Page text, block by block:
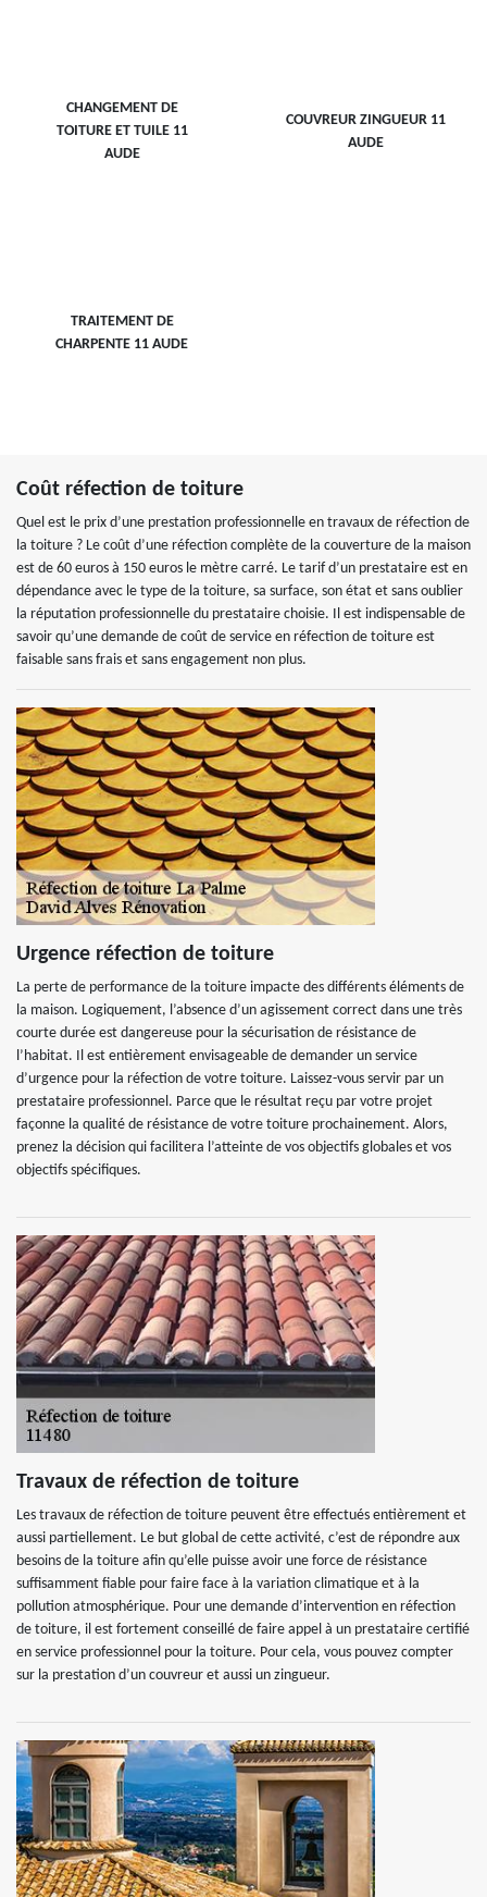
CHANGEMENT DE
TOITURE ET TUILE 11
AUDE
COUVREUR ZINGUEUR 11
AUDE
TRAITEMENT DE
CHARPENTE 11 AUDE
Coût réfection de toiture
Quel est le prix d’une prestation professionnelle en travaux de réfection de
la toiture ? Le coût d’une réfection complète de la couverture de la maison
est de 60 euros à 150 euros le mètre carré. Le tarif d’un prestataire est en
dépendance avec le type de la toiture, sa surface, son état et sans oublier
la réputation professionnelle du prestataire choisie. Il est indispensable de
savoir qu’une demande de coût de service en réfection de toiture est
faisable sans frais et sans engagement non plus.
Urgence réfection de toiture
La perte de performance de la toiture impacte des différents éléments de
la maison. Logiquement, l’absence d’un agissement correct dans une très
courte durée est dangereuse pour la sécurisation de résistance de
l’habitat. Il est entièrement envisageable de demander un service
d’urgence pour la réfection de votre toiture. Laissez-vous servir par un
prestataire professionnel. Parce que le résultat reçu par votre projet
façonne la qualité de résistance de votre toiture prochainement. Alors,
prenez la décision qui facilitera l’atteinte de vos objectifs globales et vos
objectifs spécifiques.
Travaux de réfection de toiture
Les travaux de réfection de toiture peuvent être effectués entièrement et
aussi partiellement. Le but global de cette activité, c’est de répondre aux
besoins de la toiture afin qu’elle puisse avoir une force de résistance
suffisamment fiable pour faire face à la variation climatique et à la
pollution atmosphérique. Pour une demande d’intervention en réfection
de toiture, il est fortement conseillé de faire appel à un prestataire certifié
en service professionnel pour la toiture. Pour cela, vous pouvez compter
sur la prestation d’un couvreur et aussi un zingueur.